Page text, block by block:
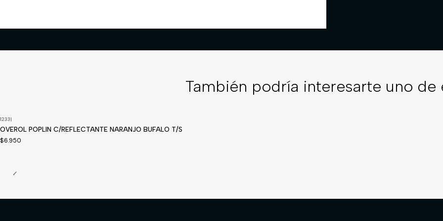
También podría interesarte uno de
1233|
OVEROL POPLIN C/REFLECTANTE NARANJO BUFALO T/S
$6.950